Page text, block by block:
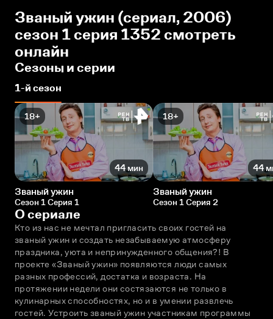
Званый ужин (сериал, 2006)
сезон 1 серия 1352 смотреть
онлайн
Сезоны и серии
1-й сезон
18+
44 мин
Званый ужин
Сезон 1 Серия 1
18+
44
Званый ужин
Сезон 1 Серия 2
О сериале
Кто из нас не мечтал пригласить своих гостей на
званый ужин и создать незабываемую атмосферу
праздника, уюта и непринужденного общения?! В
проекте «Званый ужин» появляются люди самых
разных профессий, достатка и возраста. На
протяжении недели они состязаются не только в
кулинарных способностях, но и в умении развлечь
гостей. Устроить званый ужин участникам программы